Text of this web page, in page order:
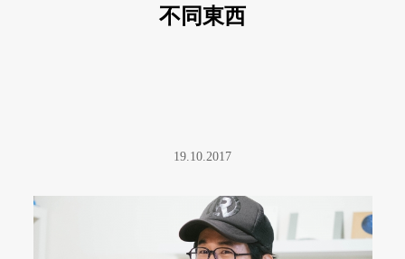
不同東西
19.10.2017